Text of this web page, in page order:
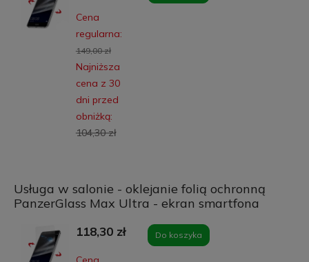
Cena
regularna:
149,00 zł
Najniższa
cena z 30
dni przed
obniżką:
104,30 zł
Usługa w salonie - oklejanie folią ochronną
PanzerGlass Max Ultra - ekran smartfona
118,30 zł Do koszyka